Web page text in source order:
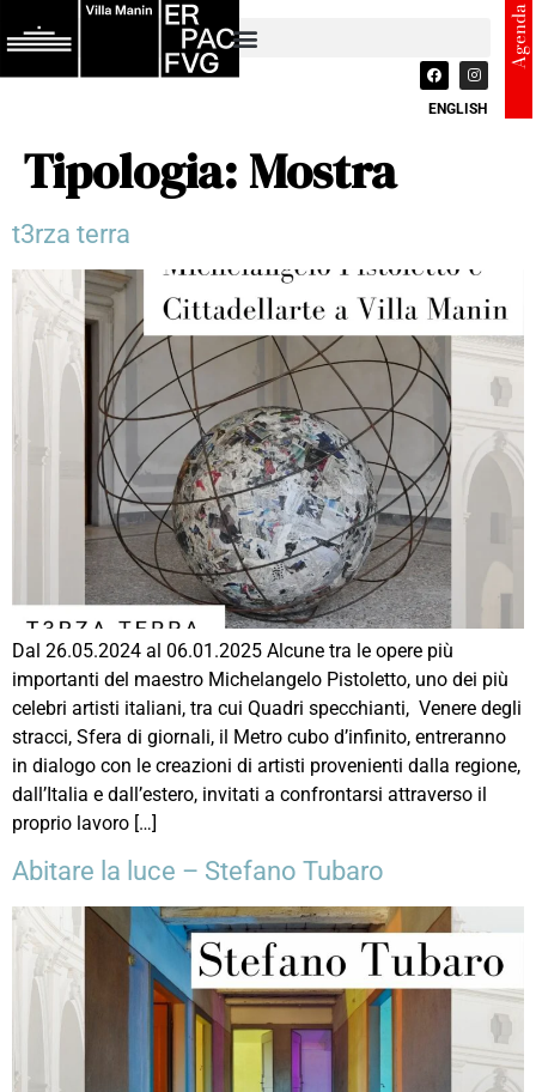
ENGLISH
Agenda
Tipologia:Mostra
t3rza terra
Dal 26.05.2024 al 06.01.2025 Alcune tra le opere più
importanti del maestro Michelangelo Pistoletto, uno dei più
celebri artisti italiani, tra cui Quadri specchianti, Venere degli
stracci, Sfera di giornali, il Metro cubo d’infinito, entreranno
in dialogo con le creazioni di artisti provenienti dalla regione,
dall’Italia e dall’estero, invitati a confrontarsi attraverso il
proprio lavoro […]
Abitare la luce – Stefano Tubaro